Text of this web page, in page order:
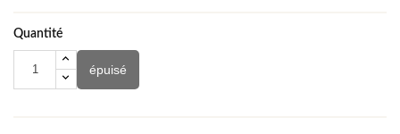
Quantité
épuisé